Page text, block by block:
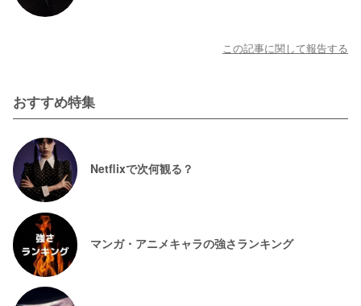
この記事に関して報告する
おすすめ特集
Netflixで次何観る？
マンガ・アニメキャラの強さランキング